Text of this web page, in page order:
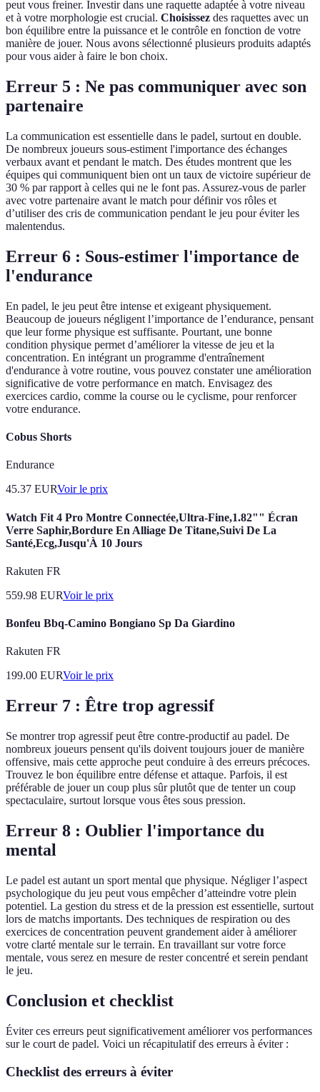
peut vous freiner. Investir dans une raquette adaptée à votre niveau
et à votre morphologie est crucial. Choisissez des raquettes avec un
bon équilibre entre la puissance et le contrôle en fonction de votre
manière de jouer. Nous avons sélectionné plusieurs produits adaptés
pour vous aider à faire le bon choix.
Erreur 5 : Ne pas communiquer avec son
partenaire
La communication est essentielle dans le padel, surtout en double.
De nombreux joueurs sous-estiment l'importance des échanges
verbaux avant et pendant le match. Des études montrent que les
équipes qui communiquent bien ont un taux de victoire supérieur de
30 % par rapport à celles qui ne le font pas. Assurez-vous de parler
avec votre partenaire avant le match pour définir vos rôles et
d’utiliser des cris de communication pendant le jeu pour éviter les
malentendus.
Erreur 6 : Sous-estimer l'importance de
l'endurance
En padel, le jeu peut être intense et exigeant physiquement.
Beaucoup de joueurs négligent l’importance de l’endurance, pensant
que leur forme physique est suffisante. Pourtant, une bonne
condition physique permet d’améliorer la vitesse de jeu et la
concentration. En intégrant un programme d'entraînement
d'endurance à votre routine, vous pouvez constater une amélioration
significative de votre performance en match. Envisagez des
exercices cardio, comme la course ou le cyclisme, pour renforcer
votre endurance.
Cobus Shorts
Endurance
45.37 EURVoir le prix
Watch Fit 4 Pro Montre Connectée,Ultra-Fine,1.82"" Écran
Verre Saphir,Bordure En Alliage De Titane,Suivi De La
Santé,Ecg,Jusqu'À 10 Jours
Rakuten FR
559.98 EURVoir le prix
Bonfeu Bbq-Camino Bongiano Sp Da Giardino
Rakuten FR
199.00 EURVoir le prix
Erreur 7 : Être trop agressif
Se montrer trop agressif peut être contre-productif au padel. De
nombreux joueurs pensent qu'ils doivent toujours jouer de manière
offensive, mais cette approche peut conduire à des erreurs précoces.
Trouvez le bon équilibre entre défense et attaque. Parfois, il est
préférable de jouer un coup plus sûr plutôt que de tenter un coup
spectaculaire, surtout lorsque vous êtes sous pression.
Erreur 8 : Oublier l'importance du
mental
Le padel est autant un sport mental que physique. Négliger l’aspect
psychologique du jeu peut vous empêcher d’atteindre votre plein
potentiel. La gestion du stress et de la pression est essentielle, surtout
lors de matchs importants. Des techniques de respiration ou des
exercices de concentration peuvent grandement aider à améliorer
votre clarté mentale sur le terrain. En travaillant sur votre force
mentale, vous serez en mesure de rester concentré et serein pendant
le jeu.
Conclusion et checklist
Éviter ces erreurs peut significativement améliorer vos performances
sur le court de padel. Voici un récapitulatif des erreurs à éviter :
Checklist des erreurs à éviter